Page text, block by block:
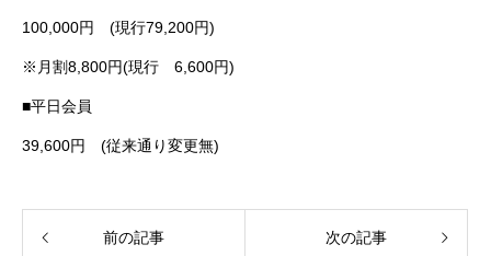
100,000円 (現行79,200円)
※月割8,800円(現行 6,600円)
■平日会員
39,600円 (従来通り変更無)
前の記事 次の記事